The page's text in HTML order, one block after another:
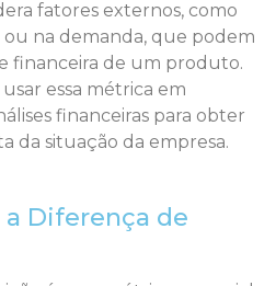
fatores externos, como
na demanda, que podem
financeira de um produto.
essa métrica em
financeiras para obter
da situação da empresa.
a Diferença de